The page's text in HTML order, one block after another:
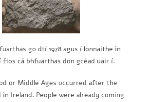
go dtí 1978 agus í lonnaithe in
fios cá bhfuarthas don gcéad uair í.
or Middle Ages occurred after the
in Ireland. People were already coming